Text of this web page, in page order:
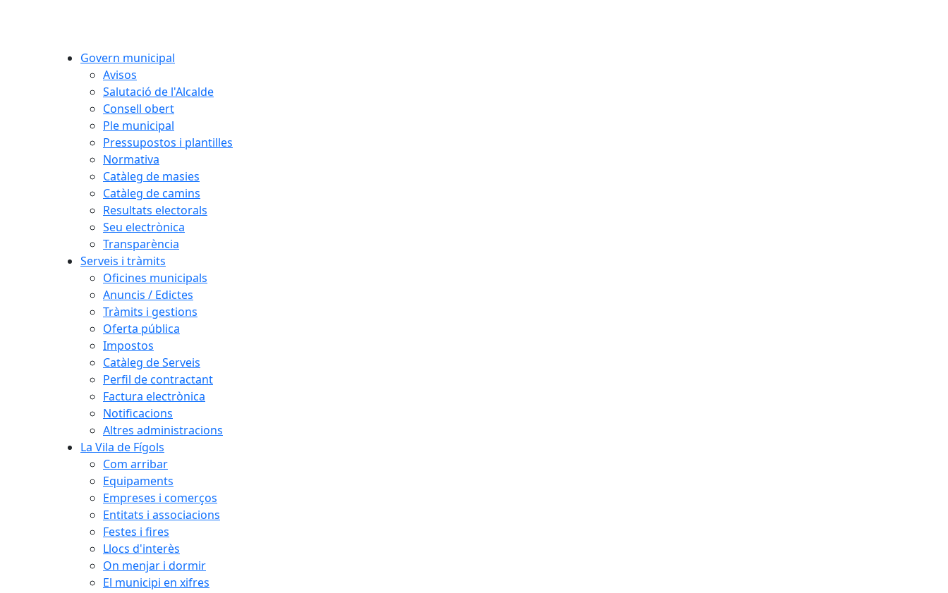
Govern municipal
Avisos
Salutació de l'Alcalde
Consell obert
Ple municipal
Pressupostos i plantilles
Normativa
Catàleg de masies
Catàleg de camins
Resultats electorals
Seu electrònica
Transparència
Serveis i tràmits
Oficines municipals
Anuncis / Edictes
Tràmits i gestions
Oferta pública
Impostos
Catàleg de Serveis
Perfil de contractant
Factura electrònica
Notificacions
Altres administracions
La Vila de Fígols
Com arribar
Equipaments
Empreses i comerços
Entitats i associacions
Festes i fires
Llocs d'interès
On menjar i dormir
El municipi en xifres